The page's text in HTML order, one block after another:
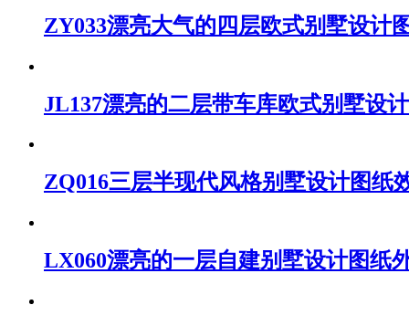
ZY033漂亮大气的四层欧式别墅设计
JL137漂亮的二层带车库欧式别墅设
ZQ016三层半现代风格别墅设计图纸
LX060漂亮的一层自建别墅设计图纸